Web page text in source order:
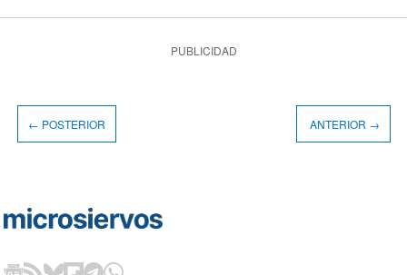
PUBLICIDAD
← POSTERIOR ANTERIOR →